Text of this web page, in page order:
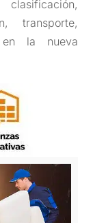
transporte,
en la nueva